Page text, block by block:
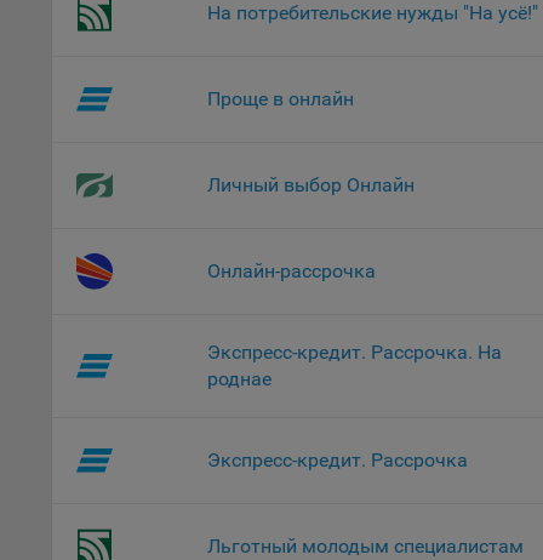
5.1.
их
5.3.
5.4.
На потребительские нужды "На усё!"
Проще в онлайн
Личный выбор Онлайн
Онлайн-рассрочка
Экспресс-кредит. Рассрочка. На
роднае
Экспресс-кредит. Рассрочка
Льготный молодым специалистам